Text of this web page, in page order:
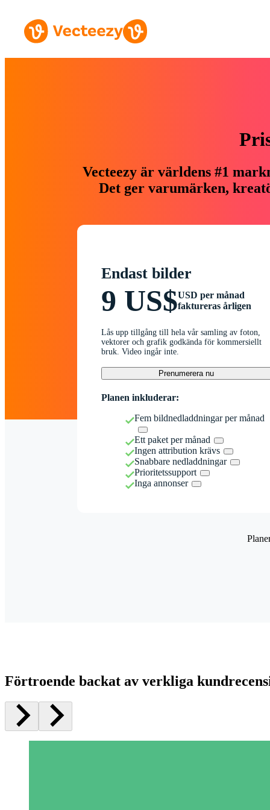
Vecteezy är världens #1
Det ger varumärken,
Endast bilder
9 US$USD per månad
faktureras årligen
Lås upp tillgång till hela vår samling av foton,
vektorer och grafik godkända för kommersiellt
bruk. Video ingår inte.
Prenumerera nu
Planen inkluderar:
Fem bildnedladdningar per månad
Ett paket per månad
Ingen attribution krävs
Snabbare nedladdningar
Prioritetssupport
Inga annonser
Förtroende backat av verkliga